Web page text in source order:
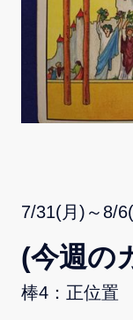
7/31(月)～8/
(今週の
棒4：正位